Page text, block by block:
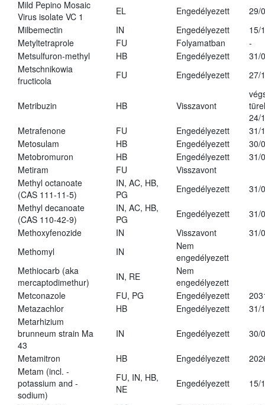
Mild Pepino Mosaic
Virus isolate VC 1
EL Engedélyezett
29/
Milbemectin
IN Engedélyezett
15/
Metyltetraprole
FU Folyamatban
-
Metsulfuron-methyl
HB Engedélyezett
31/
Metschnikowia
fructicola
FU Engedélyezett 27/
Metribuzin HB Visszavont
24/
Metrafenone
FU Engedélyezett
31/
Metosulam
HB Engedélyezett
30/
Metobromuron
HB Engedélyezett
31/
Metiram
FU
Visszavont
Methyl octanoate
(CAS 111-11-5)
IN, AC, HB,
PG
Engedélyezett
31/
Methyl decanoate
(CAS 110-42-9)
IN, AC, HB,
PG
Engedélyezett
31/
Methoxyfenozide
IN Visszavont
31/
Methomyl
IN
Nem
engedélyezett
Methiocarb (aka
mercaptodimethur)
IN, RE
Nem
engedélyezett
Metconazole
FU, PG Engedélyezett
Metazachlor
HB Engedélyezett
31/
Metarhizium
brunneum strain Ma
43
IN Engedélyezett 30/
Metamitron HB Engedélyezett
Metam (incl. -
potassium and -
sodium)
FU, IN, HB,
NE
Engedélyezett 15/